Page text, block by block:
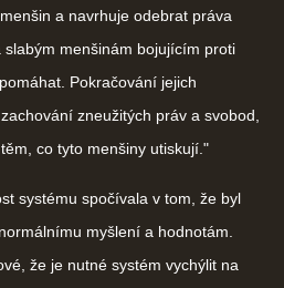
a navrhuje odebrat práva
menšinám bojujícím proti
Pokračování jejich
zneužitých práv a svobod,
co tyto menšiny utiskují."
systému spočívala v tom, že byl
myšlení a hodnotám.
že je nutné systém vychýlit na